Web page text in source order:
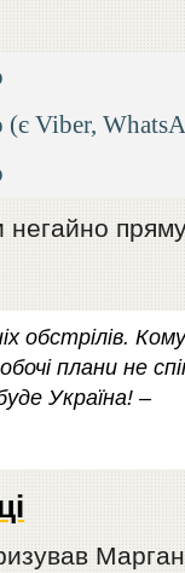
(є Viber,
негайно
обстрілів.
плани не
Україна! –